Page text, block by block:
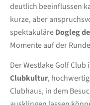
deutlich beeinflussen
kurze, aber
spektakuläreDogleg
Momente auf der
Der Westlake Golf
Clubkultur,
Clubhaus, in dem